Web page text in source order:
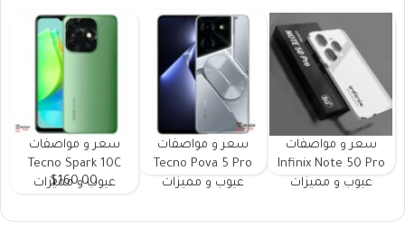
سعر و مواصفات
Infinix Note 50 Pro
عيوب و مميزات
سعر و مواصفات
Tecno Pova 5 Pro
عيوب و مميزات
سعر و مواصفات
Tecno Spark 10C
عيوب و مميزات
$160.00